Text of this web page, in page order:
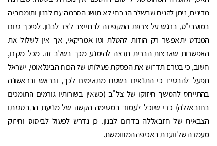
מדינית, ניתן להניח שבשלב הנוכחי לא תושג הסכמה עם לבנון ותומכותיה
במועבי"ט, בדגש על צרפת המקפידה להתייצב לצד לבנון. לפיכך סיום
המנדט יתאפשר רק הודות להטלת וטו אמריקאי, אך אין לשלול את
האפשרות שארצות הברית תרצה להימנע מכך בשלב זה. מכל מקום,
חשוב, כי בטרם תדרוש את הפסקת פעילותו של הכוח הבינלאומי, ישראל
תפעל להבטיח כי התנאים בשטח מתאימים לכך, ובראש ובראשונה
בהתייחס להמשך חיזוקו של צל"ב (כשאין בשורותיו גורמים התומכים
בחזבאללה) כדי שיוכל לעמוד במשימה הקשה של מניעת התבססותו
הצבאית של חזבאללה בדרום לבנון. כן נדרש לפעול לביסוס וחיזוק
מעמדה של וועדת האכיפה המחומשת.